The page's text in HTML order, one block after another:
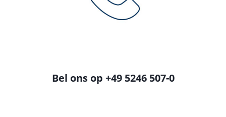
Bel ons op +49 5246 507-0